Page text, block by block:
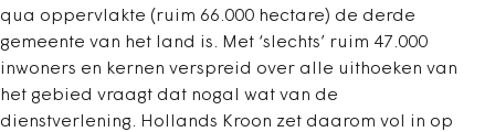
qua oppervlakte (ruim 66.000 hectare) de derde
gemeente van het land is. Met ‘slechts’ ruim 47.000
inwoners en kernen verspreid over alle uithoeken van
het gebied vraagt dat nogal wat van de
dienstverlening. Hollands Kroon zet daarom vol in op